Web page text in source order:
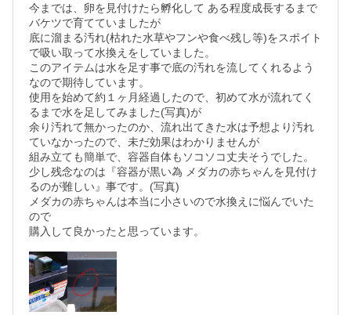
今までは、卵を見付けたら孵化して ある程度成長するまで
バケツで育てていましたが
底に溜まる汚れ(枯れた水草やフンや食べ残し等)をスポイト
で吸い取って水換えをしていました。
このアイテムは水を足す事で底の汚れを流してくれるよう
なので期待しています。
使用を始めて約１ヶ月経過したので、初めて水が流れてく
るまで水を足してみました(写真)が
余り汚れて無かったのか、流れ出てきた水は予想より汚れ
ていなかったので、未だ効果はわかりませんが
組み立ても簡単で、容器自体もソコソコ丈夫そうでした。
少し残念なのは『容器が黒い為 メダカの赤ちゃんを見付け
るのが難しい』事です。(写真)
メダカの赤ちゃんは本当に小さいので水換えに悩んでいた
ので
購入して良かったと思っています。